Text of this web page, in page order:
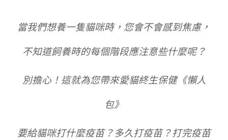
當我們想養一隻貓咪時，您會不會感到焦慮，
不知道飼養時的每個階段應注意些什麼呢？
別擔心！這就為您帶來愛貓終生保健《懶人
包》
要給貓咪打什麼疫苗？多久打疫苗？打完疫苗